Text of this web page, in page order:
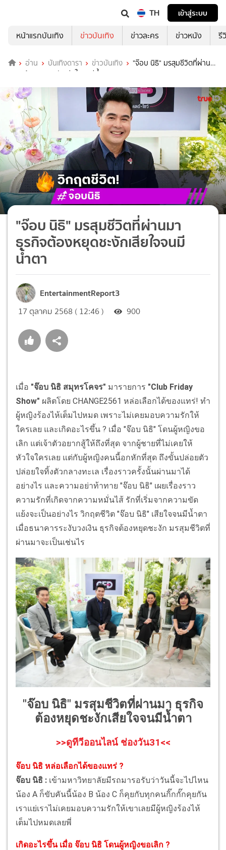
TH
เข้าสู่ระบบ
หน้าแรกบันเทิง
ข่าวบันเทิง ข่าวละคร ข่าวหนัง รี
อ่าน บันเทิงดารา ข่าวบันเทิง
"จ๊อบ นิธิ" มรสุมชีวิตที่ผ่านมา
ธุรกิจต้องหยุดชะงักเสียใจจนมีน้ำตา
"จ๊อบ นิธิ" มรสุมชีวิตที่ผ่านมา
ธุรกิจต้องหยุดชะงักเสียใจจนมี
น้ำตา
EntertainmentReport3
17 ตุลาคม 2568 ( 12:46 ) 900
เมื่อ "จ๊อบ นิธิ สมุทรโคจร" มารายการ "Club Friday
Show" ผลิตโดย CHANGE2561 หล่อเลือกได้ของแทร่! ทำ
ผู้หญิงร้องไห้เต็มไปหมด เพราะไม่เคยมอบความรักให้
ใครเลย และเกิดอะไรขึ้น ? เมื่อ "จ๊อบ นิธิ" โดนผู้หญิงขอ
เลิก แต่เจ้าตัวอยากสู้ให้ถึงที่สุด จากผู้ชายที่ไม่เคยให้
หัวใจใครเลย แต่กับผู้หญิงคนนี้อกหักที่สุด ถึงขั้นปล่อยตัว
ปล่อยใจทิ้งตัวกลางทะเล เรื่องราวครั้งนั้นผ่านมาได้
อย่างไร และความอย่าท้าทาย "จ๊อบ นิธิ" เผยเรื่องราว
ความรักที่เกิดจากความหมั่นไส้ รักที่เริ่มจากความขัด
แย้งจะเป็นอย่างไร วิกฤตชีวิต "จ๊อบ นิธิ" เสียใจจนมีน้ำตา
เมื่อธนาคารระงับวงเงิน ธุรกิจต้องหยุดชะงัก มรสุมชีวิตที่
ผ่านมาจะเป็นเช่นไร
"จ๊อบ นิธิ" มรสุมชีวิตที่ผ่านมา ธุรกิจ
ต้องหยุดชะงักเสียใจจนมีน้ำตา
>>ดูทีวีออนไลน์ ช่องวัน31<<
จ๊อบ นิธิ หล่อเลือกได้ของแทร่ ?
จ๊อบ นิธิ : เข้ามหาวิทยาลัยมีรถมารอรับว่าวันนี้จะไปไหน
น้อง A ก็ขับคันนี้น้อง B น้อง C ก็คุยกับทุกคนกิ๊กกั๊กคุยกัน
เราแย่เราไม่เคยมอบความรักให้เขาเลยมีผู้หญิงร้องไห้
เต็มไปหมดเลยพี่
เกิดอะไรขึ้น เมื่อ จ๊อบ นิธิ โดนผู้หญิงขอเลิก ?